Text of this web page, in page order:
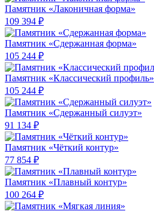
Памятник «Лаконичная форма»
109 394 ₽
Памятник «Сдержанная форма»
105 244 ₽
Памятник «Классический профиль»
105 244 ₽
Памятник «Сдержанный силуэт»
91 134 ₽
Памятник «Чёткий контур»
77 854 ₽
Памятник «Плавный контур»
100 264 ₽